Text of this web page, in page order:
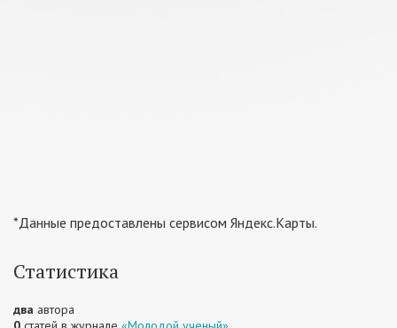
*Данные предоставлены сервисом Яндекс.Карты.
Статистика
два автора